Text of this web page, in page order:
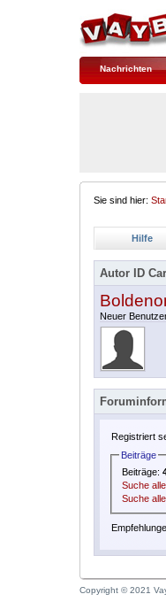
Nachrichten
Sie sind hier:
Hilfe
Autor ID
Neuer
Registriert
Beiträge
Beiträge:
Suche
Suche
Copyright © 2021